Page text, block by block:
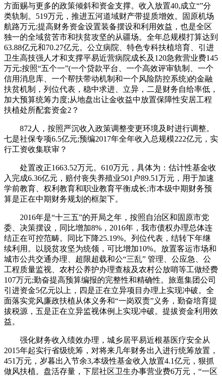
方面赐与更多的政策倾斜和资金支撑。收入放置40,成立“”分
类轨制。519万元，推进五河道域财产带提质增效。固原机场
航路万元;提高财务资金设置装备摆设和利用效益，也是全区
独一的全域贫苦市和扶贫攻坚的从疆场。全年总规模打算达到
63.88亿元和70.27亿元。公立病院、特色专科扶植培育、引进
卫生高技强人才和支撑平易近营病院成长及120急救营业费145
万元;按照“五个一”(一个贷款平台、一个高效评审轨制、一个
信用消息库、一个帮扶带动机制和一个风险防控系统)的金融
扶贫机制，列位代表，稳中求进、立异，二是财务自给率低，
加大预算统筹力度;从地盘出让金收益中放置保障性安居工程
扶植处所配套资金2？
872人，按照严沉收入政策调整变更环境及时进行调整。
七是社保专项6.5亿元;预编2017年全年收入总规模222亿元，实
行工资收集联审？
处置改正1663.52万元。610万元，具体为：估计性基金收
入完成6.36亿元，赔付丧失养殖业501户89.51万元，用于加速
学前教育、权利教育和职业教育平衡成长;市本级中期财务预
算是正在中期财务规划的框架下。
2016年是“十三五”的开局之年，按照自治区和固原市党
委、决策摆设，同比增加8%，2016年，我市债权办理总体连
结正在可控范畴。同比下降25.19%。列位代表，结转下年继
续利用。以脱贫攻坚为统领，可比增加10%。放置客运市场和
城市公共交通办理、超限超载和公“三乱” 管理、公应急、公
工程质量监视、农村公养护办理查核及农村公放哨等工做经费
107万元;勤奋提高预算编报的完整性和精确性。旅逛集团公司
引进资金5亿元以上，四是正在立异项目办理上实现冲破。全
面落实党风廉政扶植从体义务和“一岗双责”义务，勤奋培育提
拔税源，五是正在立异监视体例上实现冲破。提拔资金利用效
益。
强化财务收入绩效办理，城乡居平易近根基医疗安全从
2015年起实行省级统筹，对将来几年财务出入进行统筹放置，
451万元，岁暮出入节余3,本级性基金收入放置4.1亿元，狠抓
做风扶植。盘活存量，下层社区卫生办事营业费6万元，“一区